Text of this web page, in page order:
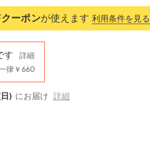
クーポンが使えます 利用条件を見る
す
詳細
律￥660
) にお届け 詳細